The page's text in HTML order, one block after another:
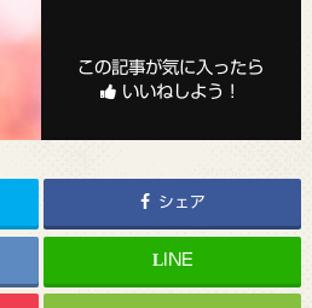
この記事が気に入ったら
いいねしよう！
シェア